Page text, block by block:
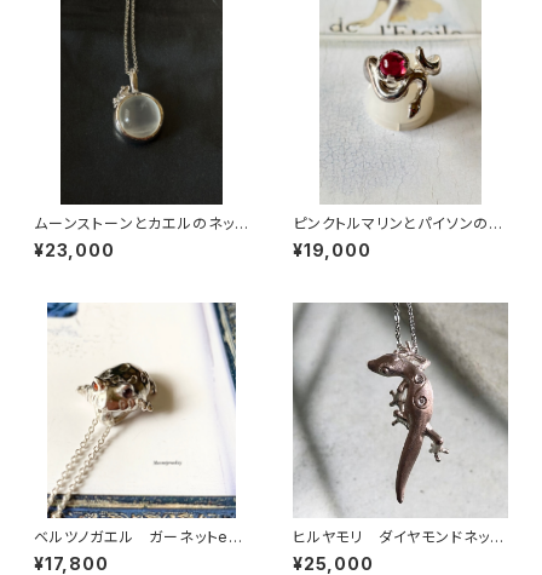
ムーンストーンとカエルのネック
レス
¥23,000
ピンクトルマリンとパイソンの指
輪
¥19,000
ベルツノガエル ガーネットeye
ネックレス
¥17,800
ヒルヤモリ ダイヤモンドネック
レス
¥25,000